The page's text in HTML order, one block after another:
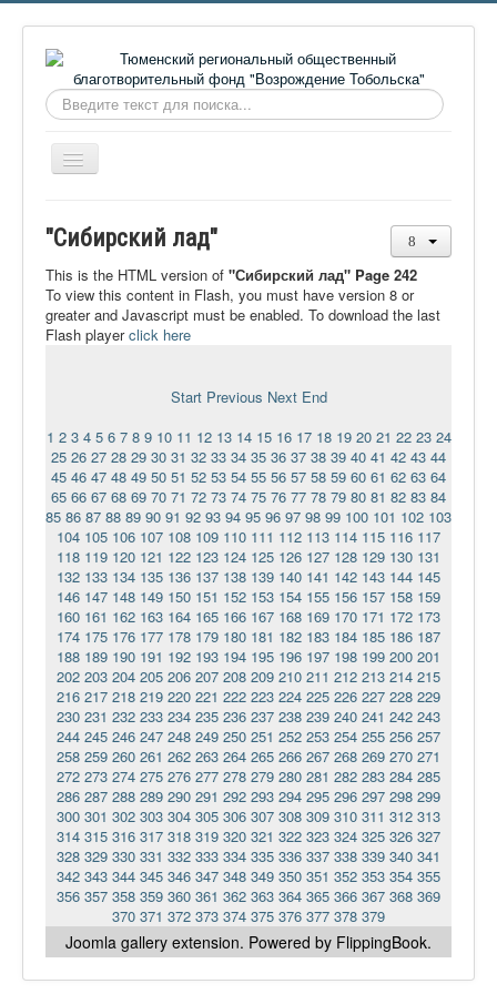
Искать...
Включить/
выключить
О фонде
Онлайн библиотека
Видеоматериалы
Сайт проекта Достоевский
Ермаковополе.рф
"Сибирский лад"
This is the HTML version of "Сибирский лад" Page 242
To view this content in Flash, you must have version 8 or
greater and Javascript must be enabled. To download the last
Flash playerclick here
Start Previous Next End
1 2 3 4 5 6 7 8 9 10 11 12 13 14 15 16 17 18 19 20 21 22 23 24
25 26 27 28 29 30 31 32 33 34 35 36 37 38 39 40 41 42 43 44
45 46 47 48 49 50 51 52 53 54 55 56 57 58 59 60 61 62 63 64
65 66 67 68 69 70 71 72 73 74 75 76 77 78 79 80 81 82 83 84
85 86 87 88 89 90 91 92 93 94 95 96 97 98 99 100 101 102 103
104 105 106 107 108 109 110 111 112 113 114 115 116 117
118 119 120 121 122 123 124 125 126 127 128 129 130 131
132 133 134 135 136 137 138 139 140 141 142 143 144 145
146 147 148 149 150 151 152 153 154 155 156 157 158 159
160 161 162 163 164 165 166 167 168 169 170 171 172 173
174 175 176 177 178 179 180 181 182 183 184 185 186 187
188 189 190 191 192 193 194 195 196 197 198 199 200 201
202 203 204 205 206 207 208 209 210 211 212 213 214 215
216 217 218 219 220 221 222 223 224 225 226 227 228 229
230 231 232 233 234 235 236 237 238 239 240 241 242 243
244 245 246 247 248 249 250 251 252 253 254 255 256 257
258 259 260 261 262 263 264 265 266 267 268 269 270 271
272 273 274 275 276 277 278 279 280 281 282 283 284 285
286 287 288 289 290 291 292 293 294 295 296 297 298 299
300 301 302 303 304 305 306 307 308 309 310 311 312 313
314 315 316 317 318 319 320 321 322 323 324 325 326 327
328 329 330 331 332 333 334 335 336 337 338 339 340 341
342 343 344 345 346 347 348 349 350 351 352 353 354 355
356 357 358 359 360 361 362 363 364 365 366 367 368 369
370 371 372 373 374 375 376 377 378 379
Joomla gallery extension. Powered by FlippingBook.